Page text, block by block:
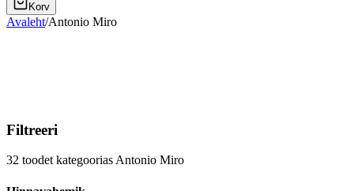
Korv
Avaleht/Antonio Miro
Filtreeri
32 toodet kategoorias Antonio Miro